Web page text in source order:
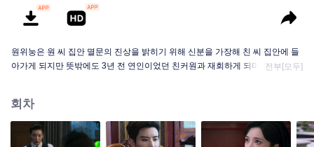
원위눙은 원 씨 집안 멸문의 진상을 밝히기 위해 신분을 가장해 친 씨 집안에 들
아가게 되지만 뜻밖에도 3년 전 연인이었던 친커원과 재회하게 되며 임무에 번
도는 동안 정이 더욱 깊어진다.
전부[모두]
회차